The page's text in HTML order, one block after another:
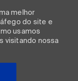
melhor
do site e
usamos
visitando nossa